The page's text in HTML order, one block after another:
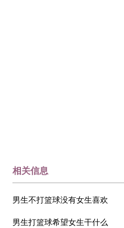
相关信息
男生不打篮球没有女生喜欢
男生打篮球希望女生干什么